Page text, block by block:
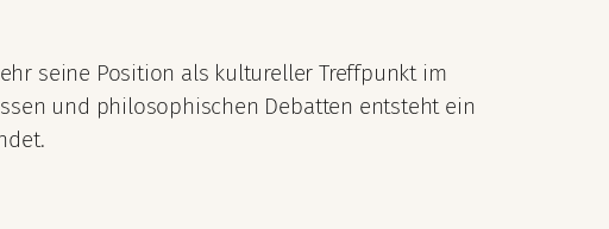
seine Position als kultureller Treffpunkt im
und philosophischen Debatten entsteht ein